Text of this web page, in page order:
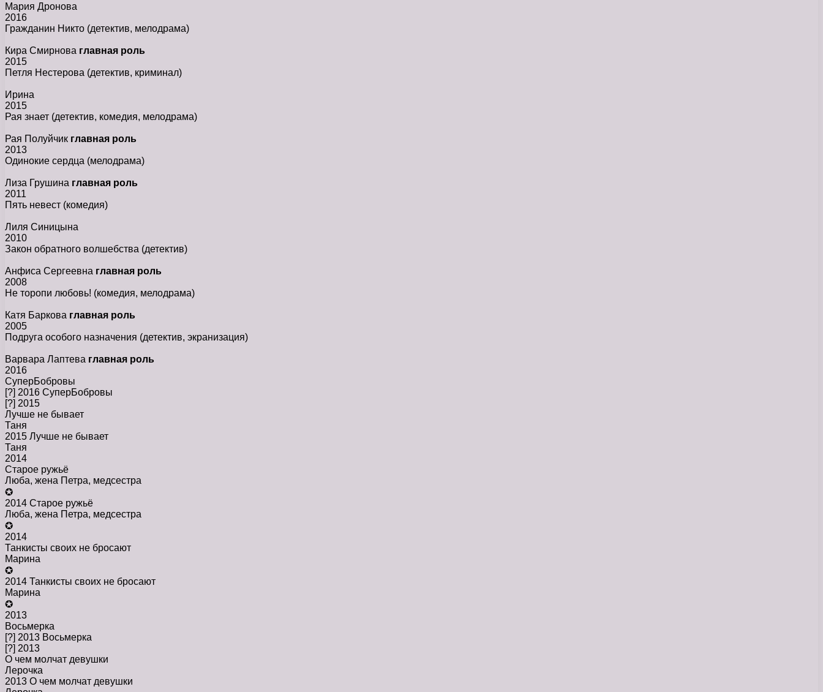
Мария Дронова
2016
Гражданин Никто (детектив, мелодрама)
Кира Смирнова главная роль
2015
Петля Нестерова (детектив, криминал)
Ирина
2015
Рая знает (детектив, комедия, мелодрама)
Рая Полуйчик главная роль
2013
Одинокие сердца (мелодрама)
Лиза Грушина главная роль
2011
Пять невест (комедия)
Лиля Синицына
2010
Закон обратного волшебства (детектив)
Анфиса Сергеевна главная роль
2008
Не торопи любовь! (комедия, мелодрама)
Катя Баркова главная роль
2005
Подруга особого назначения (детектив, экранизация)
Варвара Лаптева главная роль
2016
СуперБобровы
[?] 2016 СуперБобровы
[?] 2015
Лучше не бывает
Таня
2015 Лучше не бывает
Таня
2014
Старое ружьё
Люба, жена Петра, медсестра
✪
2014 Старое ружьё
Люба, жена Петра, медсестра
✪
2014
Танкисты своих не бросают
Марина
✪
2014 Танкисты своих не бросают
Марина
✪
2013
Восьмерка
[?] 2013 Восьмерка
[?] 2013
О чем молчат девушки
Лерочка
2013 О чем молчат девушки